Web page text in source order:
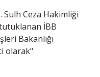
Sulh Ceza Hakimliği
İBB
Bakanlığı
olarak"